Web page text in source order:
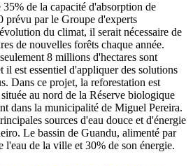
de la capacité d'absorption de
prévu par le Groupe d'experts
du climat, il serait nécessaire de
de nouvelles forêts chaque année.
8 millions d'hectares sont
il est essentiel d'appliquer des solutions
Dans ce projet, la reforestation est
au nord de la Réserve biologique
dans la municipalité de Miguel Pereira.
sources d'eau douce et d'énergie
Le bassin de Guandu, alimenté par
de la ville et 30% de son énergie.